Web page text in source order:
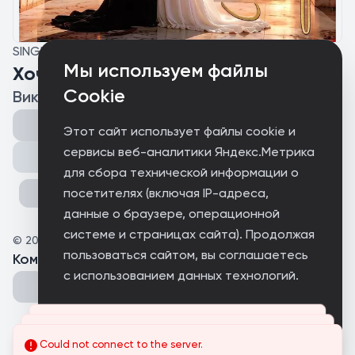
Мы используем файлы
Cookie
Этот сайт использует файлы cookie и
сервисы веб-аналитики Яндекс.Метрика
для сбора технической информации о
посетителях (включая IP-адреса,
данные о браузере, операционной
системе и страницах сайта). Продолжая
пользоваться сайтом, вы соглашаетесь
с использованием данных технологий.
SINGLE
Хочу
Виктор (feat. Юлия)
Поделиться
© 2026 Виктор
Комментарии(0 )